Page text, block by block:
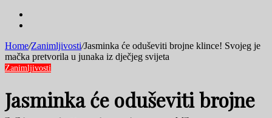
Home/Zanimljivosti/Jasminka će oduševiti brojne klince! Svojeg je
mačka pretvorila u junaka iz dječjeg svijeta
Zanimljivosti
Jasminka će oduševiti brojne